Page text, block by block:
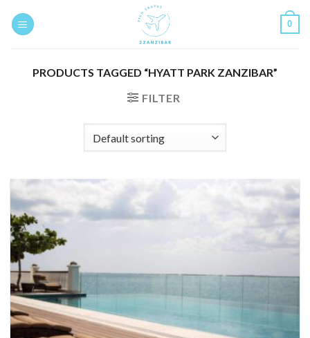
0
PRODUCTS TAGGED “HYATT PARK ZANZIBAR”
FILTER